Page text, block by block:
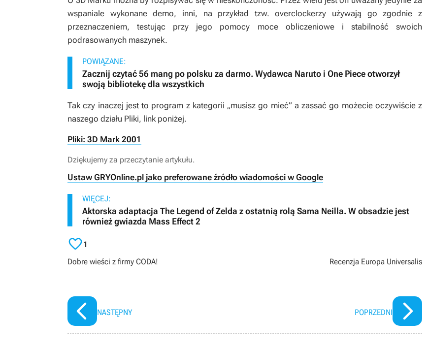
wspaniale wykonane demo, inni, na przykład tzw. overclockerzy używają go zgodnie z
przeznaczeniem, testując przy jego pomocy moce obliczeniowe i stabilność swoich
podrasowanych maszynek.
POWIĄZANE:
Zacznij czytać 56 mang po polsku za darmo. Wydawca Naruto i One Piece otworzył
swoją bibliotekę dla wszystkich
Tak czy inaczej jest to program z kategorii „musisz go mieć” a zassać go możecie oczywiście z
naszego działu Pliki, link poniżej.
Pliki: 3D Mark 2001
Dziękujemy za przeczytanie artykułu.
Ustaw GRYOnline.pl jako preferowane źródło wiadomości w Google
WIĘCEJ:
Aktorska adaptacja The Legend of Zelda z ostatnią rolą Sama Neilla. W obsadzie jest
również gwiazda Mass Effect 2
1
Dobre wieści z firmy CODA!
NASTĘPNY
Recenzja Europa Universalis
POPRZEDNI